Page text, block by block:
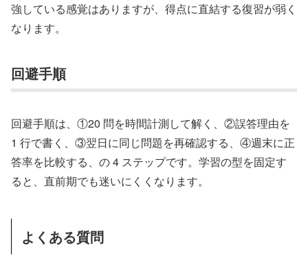
強している感覚はありますが、得点に直結する復習が弱く
なります。
回避手順
回避手順は、①20 問を時間計測して解く、②誤答理由を
1 行で書く、③翌日に同じ問題を再確認する、④週末に正
答率を比較する、の 4 ステップです。学習の型を固定す
ると、直前期でも迷いにくくなります。
よくある質問